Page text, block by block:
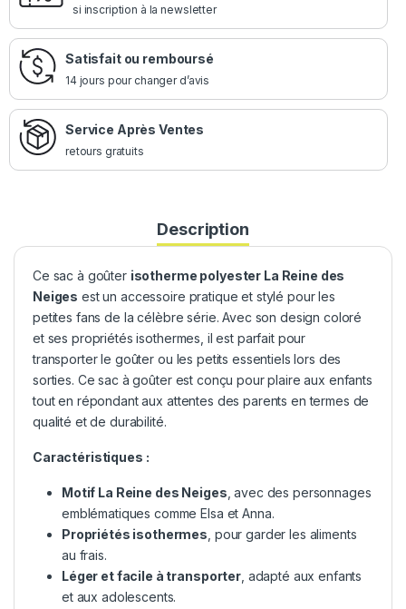
si inscription à la newsletter
Satisfait ou remboursé
14 jours pour changer d’avis
Service Après Ventes
retours gratuits
Description
Ce sac à goûter isotherme polyester La Reine des
Neiges est un accessoire pratique et stylé pour les
petites fans de la célèbre série. Avec son design coloré
et ses propriétés isothermes, il est parfait pour
transporter le goûter ou les petits essentiels lors des
sorties. Ce sac à goûter est conçu pour plaire aux enfants
tout en répondant aux attentes des parents en termes de
qualité et de durabilité.
Caractéristiques :
Motif La Reine des Neiges , avec des personnages
emblématiques comme Elsa et Anna.
Propriétés isothermes , pour garder les aliments
au frais.
Léger et facile à transporter, adapté aux enfants
et aux adolescents.